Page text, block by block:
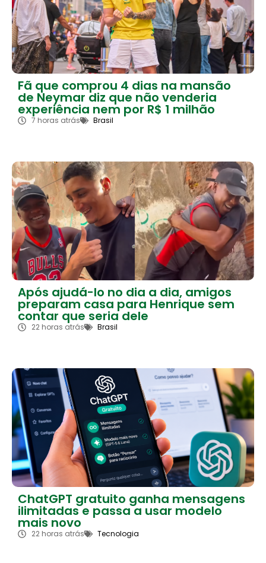
Fã que comprou 4 dias na mansão
de Neymar diz que não venderia
experiência nem por R$ 1 milhão
7 horas atrás Brasil
Após ajudá-lo no dia a dia, amigos
preparam casa para Henrique sem
contar que seria dele
22 horas atrás Brasil
ChatGPT gratuito ganha mensagens
ilimitadas e passa a usar modelo
mais novo
22 horas atrás Tecnologia